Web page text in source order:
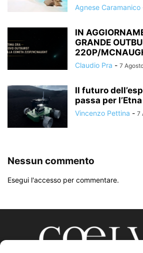
Agnese Caramanico
IN
GRANDE
220P/
Claudio Pra - 7
Il futuro
passa per l’Etna
Vincenzo Pettina - 7
Nessun commento
Esegui l'accesso per commentare.